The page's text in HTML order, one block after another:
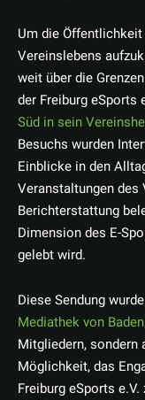
Um die
Vereinslebens
weit über die
der Freiburg eSports
Süd in sein
Besuchs wurden
Einblicke in den
Veranstaltungen des
Berichterstattung
Dimension des E-
gelebt wird.
Diese Sendung
Mediathek von
Mitgliedern, sondern
Möglichkeit, das
Freiburg eSports